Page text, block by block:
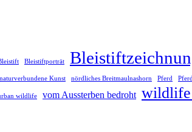
Bleistiftporträt
naturverbundene Kunst nördliches Breitmaulnashorn Pferd
wildlife vom Aussterben bedroht